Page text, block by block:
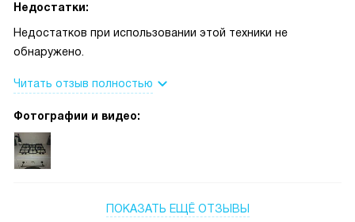
Недостатки:
Недостатков при использовании этой техники не
обнаружено.
Читать отзыв полностью
Фотографии и видео:
ПОКАЗАТЬ ЕЩЁ ОТЗЫВЫ